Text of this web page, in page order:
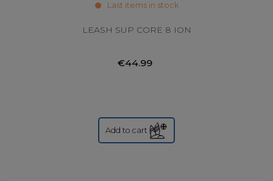
Last items in stock
LEASH SUP CORE 8 ION
€44.99
Add to cart